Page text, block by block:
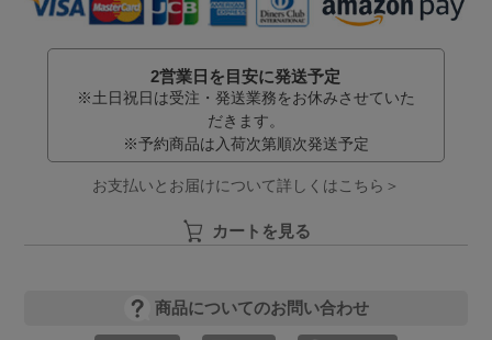
2営業日を目安に発送予定
※土日祝日は受注・発送業務をお休みさせていた
だきます。
※予約商品は入荷次第順次発送予定
お支払いとお届けについて詳しくはこちら＞
カートを見る
商品についてのお問い合わせ